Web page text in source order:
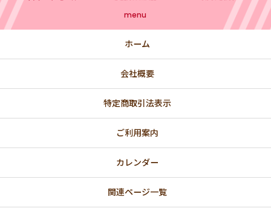
💛 YELLOW
💗 バレンタインデー・ホワイトデー特集
【法人向け】国際女性デー（3/8）にオススメ
menu
ホーム
会社概要
特定商取引法表示
ご利用案内
カレンダー
関連ページ一覧